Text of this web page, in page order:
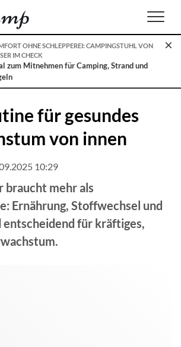
OHNE SCHLEPPEREI: CAMPINGSTUHL VON
IM CHECK
zum Mitnehmen für Camping, Strand und
für gesundes
von innen
10:29
braucht mehr als
Ernährung, Stoffwechsel und
entscheidend für kräftiges,